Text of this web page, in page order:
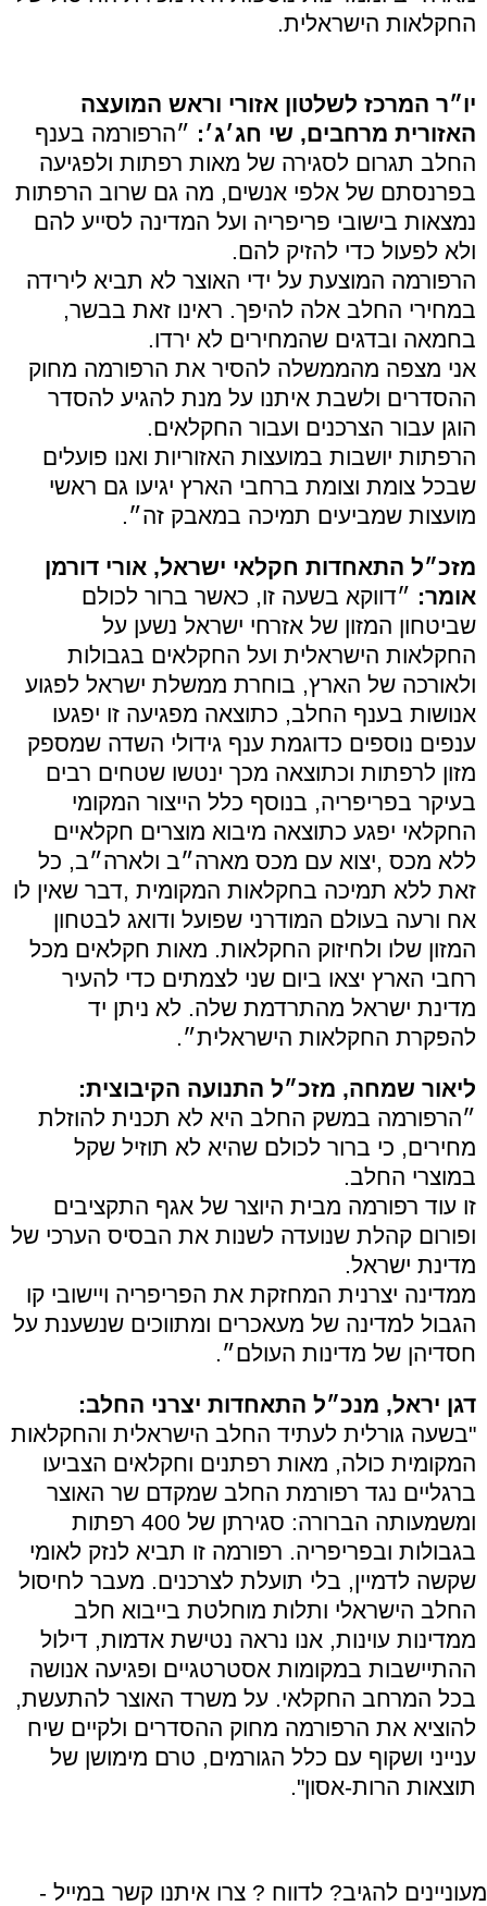
החקלאות הישראלית.
יו״ר המרכז לשלטון אזורי וראש המועצה
האזורית מרחבים, שי חג׳ג׳: ״הרפורמה בענף
החלב תגרום לסגירה של מאות רפתות ולפגיעה
בפרנסתם של אלפי אנשים, מה גם שרוב הרפתות
נמצאות בישובי פריפריה ועל המדינה לסייע להם
ולא לפעול כדי להזיק להם.
הרפורמה המוצעת על ידי האוצר לא תביא לירידה
במחירי החלב אלה להיפך. ראינו זאת בבשר,
בחמאה ובדגים שהמחירים לא ירדו.
אני מצפה מהממשלה להסיר את הרפורמה מחוק
ההסדרים ולשבת איתנו על מנת להגיע להסדר
הוגן עבור הצרכנים ועבור החקלאים.
הרפתות יושבות במועצות האזוריות ואנו פועלים
שבכל צומת וצומת ברחבי הארץ יגיעו גם ראשי
מועצות שמביעים תמיכה במאבק זה״.
מזכ״ל התאחדות חקלאי ישראל, אורי דורמן
אומר: ״דווקא בשעה זו, כאשר ברור לכולם
שביטחון המזון של אזרחי ישראל נשען על
החקלאות הישראלית ועל החקלאים בגבולות
ולאורכה של הארץ, בוחרת ממשלת ישראל לפגוע
אנושות בענף החלב, כתוצאה מפגיעה זו יפגעו
ענפים נוספים כדוגמת ענף גידולי השדה שמספק
מזון לרפתות וכתוצאה מכך ינטשו שטחים רבים
בעיקר בפריפריה, בנוסף כלל הייצור המקומי
החקלאי יפגע כתוצאה מיבוא מוצרים חקלאיים
ללא מכס ,יצוא עם מכס מארה״ב ולארה״ב, כל
זאת ללא תמיכה בחקלאות המקומית ,דבר שאין לו
אח ורעה בעולם המודרני שפועל ודואג לבטחון
המזון שלו ולחיזוק החקלאות. מאות חקלאים מכל
רחבי הארץ יצאו ביום שני לצמתים כדי להעיר
מדינת ישראל מהתרדמת שלה. לא ניתן יד
להפקרת החקלאות הישראלית״.
ליאור שמחה, מזכ״ל התנועה הקיבוצית:
״הרפורמה במשק החלב היא לא תכנית להוזלת
מחירים, כי ברור לכולם שהיא לא תוזיל שקל
במוצרי החלב.
זו עוד רפורמה מבית היוצר של אגף התקציבים
ופורום קהלת שנועדה לשנות את הבסיס הערכי של
מדינת ישראל.
ממדינה יצרנית המחזקת את הפריפריה ויישובי קו
הגבול למדינה של מעאכרים ומתווכים שנשענת על
חסדיהן של מדינות העולם״.
דגן יראל, מנכ״ל התאחדות יצרני החלב:
"בשעה גורלית לעתיד החלב הישראלית והחקלאות
המקומית כולה, מאות רפתנים וחקלאים הצביעו
ברגליים נגד רפורמת החלב שמקדם שר האוצר
ומשמעותה הברורה: סגירתן של 400 רפתות
בגבולות ובפריפריה. רפורמה זו תביא לנזק לאומי
שקשה לדמיין, בלי תועלת לצרכנים. מעבר לחיסול
החלב הישראלי ותלות מוחלטת בייבוא חלב
ממדינות עוינות, אנו נראה נטישת אדמות, דילול
ההתיישבות במקומות אסטרטגיים ופגיעה אנושה
בכל המרחב החקלאי. על משרד האוצר להתעשת,
להוציא את הרפורמה מחוק ההסדרים ולקיים שיח
ענייני ושקוף עם כלל הגורמים, טרם מימושן של
תוצאות הרות-אסון".
מעוניינים להגיב? לדווח ? צרו איתנו קשר במייל -